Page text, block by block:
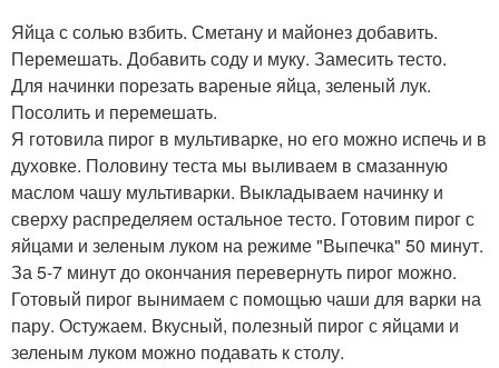
Яйца с солью взбить. Сметану и майонез добавить.
Перемешать. Добавить соду и муку. Замесить тесто.
Для начинки порезать вареные яйца, зеленый лук.
Посолить и перемешать.
Я готовила пирог в мультиварке, но его можно испечь и в
духовке. Половину теста мы выливаем в смазанную
маслом чашу мультиварки. Выкладываем начинку и
сверху распределяем остальное тесто. Готовим пирог с
яйцами и зеленым луком на режиме "Выпечка" 50 минут.
За 5-7 минут до окончания перевернуть пирог можно.
Готовый пирог вынимаем с помощью чаши для варки на
пару. Остужаем. Вкусный, полезный пирог с яйцами и
зеленым луком можно подавать к столу.